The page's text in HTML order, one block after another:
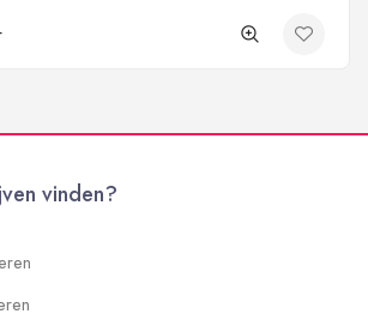
vinden?